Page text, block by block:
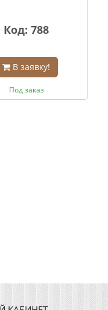
Код: 788
В заявку!
Под заказ